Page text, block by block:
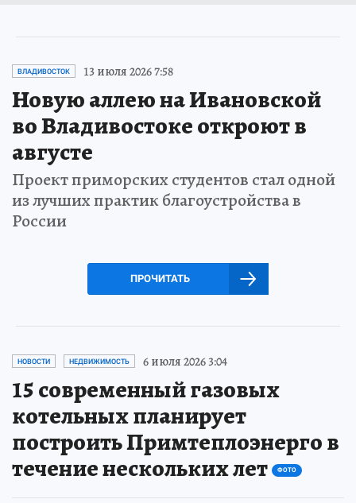
ВЛАДИВОСТОК 13 июля 2026 7:58
Новую аллею на Ивановской
во Владивостоке откроют в
августе
Проект приморских студентов стал одной
из лучших практик благоустройства в
России
ПРОЧИТАТЬ
НОВОСТИ НЕДВИЖИМОСТЬ 6 июля 2026 3:04
15 современный газовых
котельных планирует
построить Примтеплоэнерго в
течение нескольких лет
ФОТО